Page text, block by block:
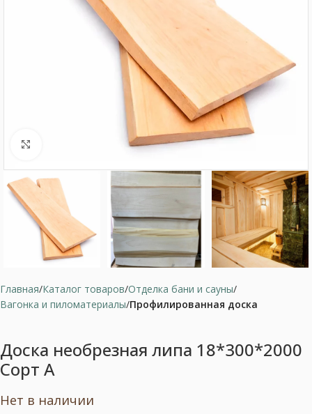
Нажмите, чтобы увеличить
Главная Каталог товаров Отделка бани и сауны
Вагонка и пиломатериалы Профилированная доска
Доска необрезная липа 18*300*2000
Сорт А
Нет в наличии